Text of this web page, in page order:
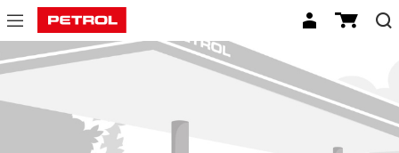
Prodajna
mesta